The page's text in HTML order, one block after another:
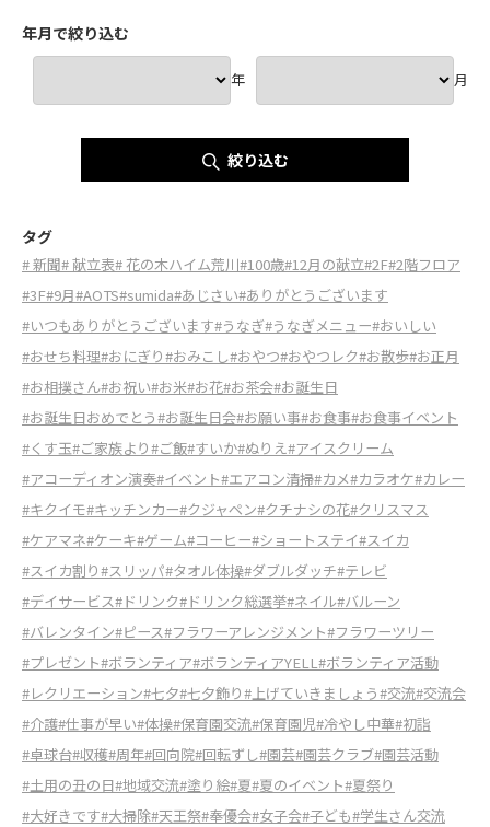
年月で絞り込む
年 月
絞り込む
タグ
# 新聞# 献立表# 花の木ハイム荒川#100歳#12月の献立#2F#2階フロア
#3F#9月#AOTS#sumida#あじさい#ありがとうございます
#いつもありがとうございます#うなぎ#うなぎメニュー#おいしい
#おせち料理#おにぎり#おみこし#おやつ#おやつレク#お散歩#お正月
#お相撲さん#お祝い#お米#お花#お茶会#お誕生日
#お誕生日おめでとう#お誕生日会#お願い事#お食事#お食事イベント
#くす玉#ご家族より#ご飯#すいか#ぬりえ#アイスクリーム
#アコーディオン演奏#イベント#エアコン清掃#カメ#カラオケ#カレー
#キクイモ#キッチンカー#クジャペン#クチナシの花#クリスマス
#ケアマネ#ケーキ#ゲーム#コーヒー#ショートステイ#スイカ
#スイカ割り#スリッパ#タオル体操#ダブルダッチ#テレビ
#デイサービス#ドリンク#ドリンク総選挙#ネイル#バルーン
#バレンタイン#ピース#フラワーアレンジメント#フラワーツリー
#プレゼント#ボランティア#ボランティアYELL#ボランティア活動
#レクリエーション#七夕#七夕飾り#上げていきましょう#交流#交流会
#介護#仕事が早い#体操#保育園交流#保育園児#冷やし中華#初詣
#卓球台#収穫#周年#回向院#回転ずし#園芸#園芸クラブ#園芸活動
#土用の丑の日#地域交流#塗り絵#夏#夏のイベント#夏祭り
#大好きです#大掃除#天王祭#奉優会#女子会#子ども#学生さん交流